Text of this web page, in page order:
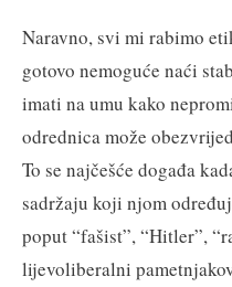
Naravno, svi mi rabimo
gotovo nemoguće naći
imati na umu kako
odrednica može
To se najčešće događa
sadržaju koji njom
poput “fašist”, “Hitler”,
lijevoliberalni